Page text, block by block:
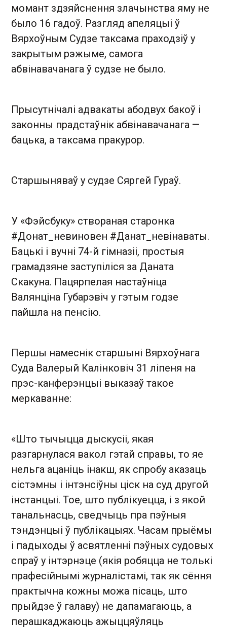
момант здзяйснення злачынства яму не
было 16 гадоў. Разгляд апеляцыі ў
Вярхоўным Судзе таксама праходзіў у
закрытым рэжыме, самога
абвінавачанага ў судзе не было.
Прысутнічалі адвакаты абодвух бакоў і
законны прадстаўнік абвінавачанага —
бацька, а таксама пракурор.
Старшыняваў у судзе Сяргей Гураў.
У «Фэйсбуку» створаная старонка
#Донат_невиновен #Данат_невiнаваты.
Бацькі і вучні 74-й гімназіі, простыя
грамадзяне заступіліся за Даната
Скакуна. Пацярпелая настаўніца
Валянціна Губарэвіч у гэтым годзе
пайшла на пенсію.
Першы намеснік старшыні Вярхоўнага
Суда Валерый Калінковіч 31 ліпеня на
прэс-канферэнцыі выказаў такое
меркаванне:
«Што тычыцца дыскусіі, якая
разгарнулася вакол гэтай справы, то яе
нельга ацаніць інакш, як спробу аказаць
сістэмны і інтэнсіўны ціск на суд другой
інстанцыі. Тое, што публікуецца, і з якой
танальнасць, сведчыць пра пэўныя
тэндэнцыі ў публікацыях. Часам прыёмы
і падыходы ў асвятленні пэўных судовых
спраў у інтэрнэце (якія робяцца не толькі
прафесійнымі журналістамі, так як сёння
практычна кожны можа пісаць, што
прыйдзе ў галаву) не дапамагаюць, а
перашкаджаюць ажыццяўляць